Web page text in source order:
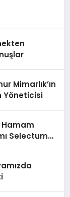
Mimarlık’ın
Yöneticisi
Hamam
Selectum